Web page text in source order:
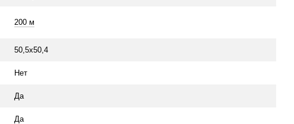
200 м
50,5x50,4
Нет
Да
Да